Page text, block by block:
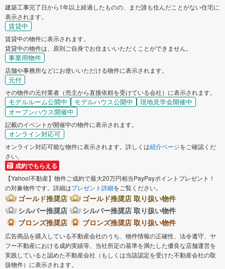
建築工事完了日から1年以上経過したものの、まだ誰も住んだことがない住宅に
表示されます。
賃貸中
賃貸中の物件に表示されます。
賃貸中の物件は、原則ご自身でお住まいいただくことができません。
事業用物件
店舗や事務所などにお使いいただける物件に表示されます。
元付
その物件の元付業者（売主から直接依頼を受けている会社）に表示されます。
モデルルーム公開中 モデルハウス公開中
現地見学会開催中
オープンハウス開催中
記載のイベントが開催中の物件に表示されます。
オンライン対応可
オンライン対応可能な物件に表示されます。詳しくは紹介ページをご確認くだ
さい。
成約でもらえる
【Yahoo!不動産】物件ご成約で最大20万円相当PayPayポイントプレゼント！
の対象物件です。詳細はプレゼント詳細をご覧ください。
ゴールド推奨店
ゴールド推奨店 取り扱い物件
シルバー推奨店
シルバー推奨店 取り扱い物件
ブロンズ推奨店
ブロンズ推奨店 取り扱い物件
広告商品を購入している不動産会社のうち、物件情報の正確性、法令遵守、ヤ
フー不動産における成約実績等、当社所定の基準を満たした優良な店舗運営を
実践していると認めた不動産会社（もしくは当該認定を受けた不動産会社の取
扱物件）に表示されます。